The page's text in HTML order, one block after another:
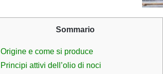
Sommario
Origine e come si produce
Principi attivi dell’olio di noci